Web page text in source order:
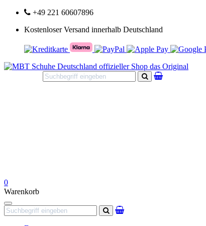
+49 221 60607896
Kostenloser Versand innerhalb Deutschland
Suchen
0
Warenkorb
Navigation
Suchen